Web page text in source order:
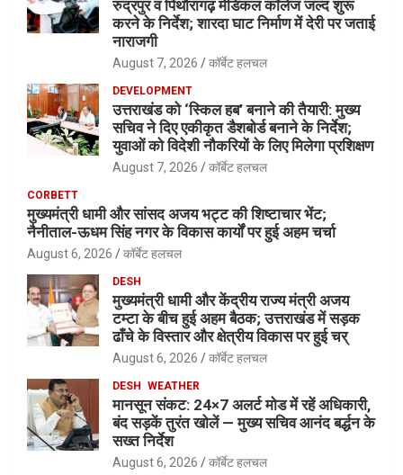
रुद्रपुर व पिथौरागढ़ मेडिकल कॉलेज जल्द शुरू
करने के निर्देश; शारदा घाट निर्माण में देरी पर जताई
नाराजगी
August 7, 2026 कॉर्बेट हलचल
DEVELOPMENT
उत्तराखंड को ‘स्किल हब’ बनाने की तैयारी: मुख्य
सचिव ने दिए एकीकृत डैशबोर्ड बनाने के निर्देश;
युवाओं को विदेशी नौकरियों के लिए मिलेगा प्रशिक्षण
August 7, 2026 कॉर्बेट हलचल
CORBETT
मुख्यमंत्री धामी और सांसद अजय भट्ट की शिष्टाचार भेंट;
नैनीताल-ऊधम सिंह नगर के विकास कार्यों पर हुई अहम चर्चा
August 6, 2026 कॉर्बेट हलचल
DESH
मुख्यमंत्री धामी और केंद्रीय राज्य मंत्री अजय
टम्टा के बीच हुई अहम बैठक; उत्तराखंड में सड़क
ढाँचे के विस्तार और क्षेत्रीय विकास पर हुई चर्
August 6, 2026 कॉर्बेट हलचल
DESH WEATHER
मानसून संकट: 24×7 अलर्ट मोड में रहें अधिकारी,
बंद सड़कें तुरंत खोलें — मुख्य सचिव आनंद बर्द्धन के
सख्त निर्देश
August 6, 2026 कॉर्बेट हलचल